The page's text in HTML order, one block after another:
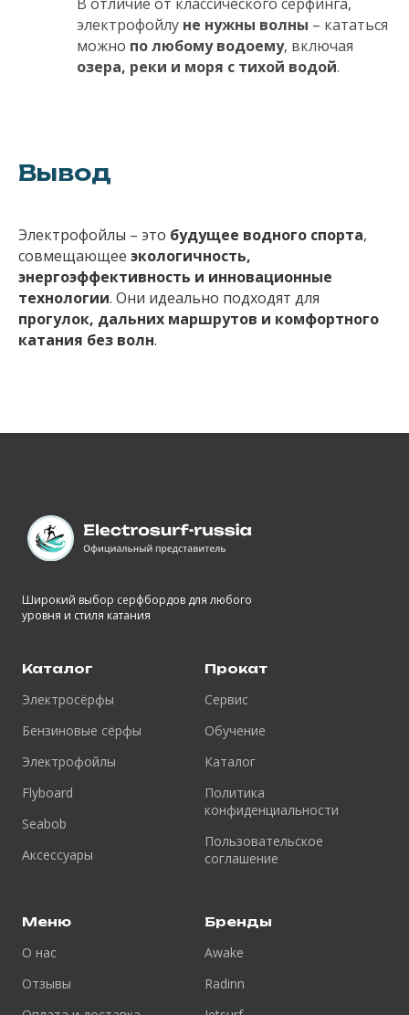
электрофойлу не нужны волны – кататься
можно по любому водоему, включая
озера, реки и моря с тихой водой.
Вывод
Электрофойлы – это будущее водного спорта,
совмещающее экологичность,
энергоэффективность и инновационные
технологии. Они идеально подходят для
прогулок, дальних маршрутов и комфортного
катания без волн.
Широкий выбор серфбордов для любого
уровня и стиля катания
Каталог
Электросёрфы
Бензиновые сёрфы
Электрофойлы
Flyboard
Seabob
Аксессуары
Прокат
Сервис
Обучение
Каталог
Политика
конфиденциальности
Пользовательское
соглашение
Меню
О нас
Отзывы
Бренды
Awake
Radinn